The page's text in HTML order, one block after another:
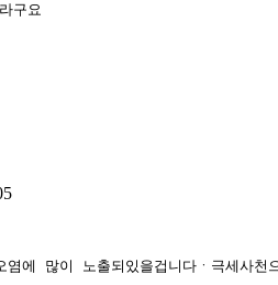
구요
에 많이 노출되있을겁니다ㆍ극세사천